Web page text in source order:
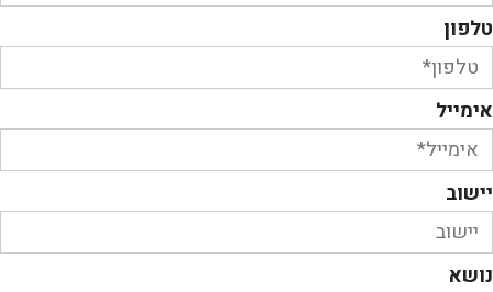
טלפון
אימייל
יישוב
נושא